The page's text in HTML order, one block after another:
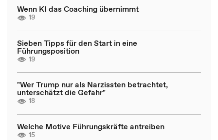
Wenn KI das Coaching übernimmt
19
Sieben Tipps für den Start in eine
Führungsposition
19
"Wer Trump nur als Narzissten betrachtet,
unterschätzt die Gefahr"
18
Welche Motive Führungskräfte antreiben
15